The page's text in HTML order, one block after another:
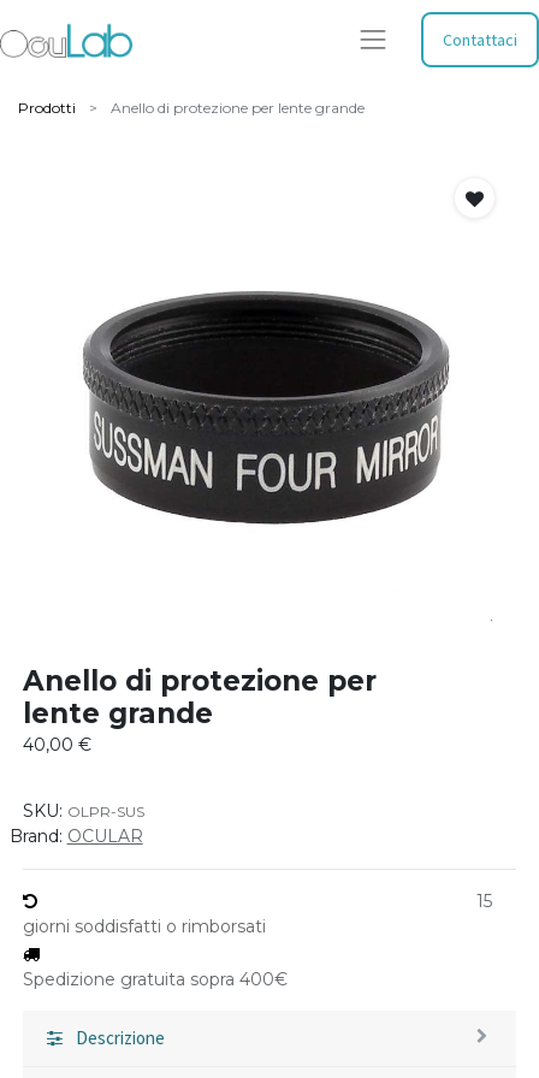
Contattaci
Prodotti Anello di protezione per lente grande
Anello di protezione per
lente grande
40,00 €
SKU: OLPR-SUS
Brand: OCULAR
15
giorni soddisfatti o rimborsati
Spedizione gratuita sopra 400€
Descrizione